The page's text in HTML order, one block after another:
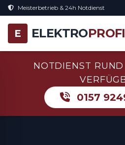
Meisterbetrieb & 24h Notdienst
E ELEKTROPROFI
NOTDIENST
0157